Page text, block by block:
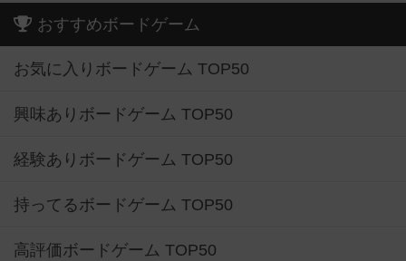
おすすめボードゲーム
お気に入りボードゲーム TOP50
興味ありボードゲーム TOP50
経験ありボードゲーム TOP50
持ってるボードゲーム TOP50
高評価ボードゲーム TOP50